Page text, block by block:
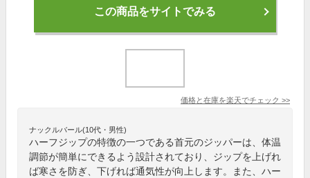
この商品をサイトでみる
価格と在庫を楽天でチェック >>
ナックルバール(10代・男性)
ハーフジップの特徴の一つである首元のジッパーは、体温
調節が簡単にできるよう設計されており、ジップを上げれ
ば寒さを防ぎ、下げれば通気性が向上します。また、ハー